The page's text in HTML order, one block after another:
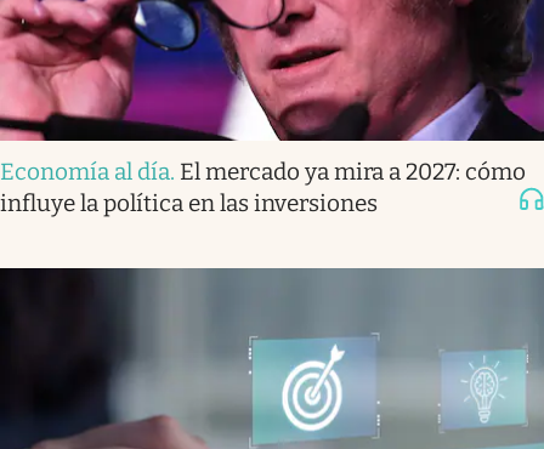
Economía al día. El mercado ya mira a 2027: cómo
influye la política en las inversiones